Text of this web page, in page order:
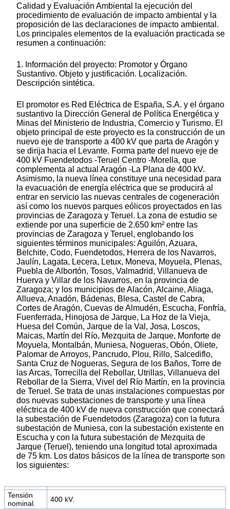
Calidad y Evaluación Ambiental la ejecución del
procedimiento de evaluación de impacto ambiental y la
proposición de las declaraciones de impacto ambiental.
Los principales elementos de la evaluación practicada se
resumen a continuación:
1. Información del proyecto: Promotor y Órgano
Sustantivo. Objeto y justificación. Localización.
Descripción sintética.
El promotor es Red Eléctrica de España, S.A. y el órgano
sustantivo la Dirección General de Política Energética y
Minas del Ministerio de Industria, Comercio y Turismo. El
objeto principal de este proyecto es la construcción de un
nuevo eje de transporte a 400 kV que parta de Aragón y
se dirija hacia el Levante. Forma parte del nuevo eje de
400 kV Fuendetodos -Teruel Centro -Morella, que
complementa al actual Aragón -La Plana de 400 kV.
Asimismo, la nueva línea constituye una necesidad para
la evacuación de energía eléctrica que se producirá al
entrar en servicio las nuevas centrales de cogeneración
así como los nuevos parques eólicos proyectados en las
provincias de Zaragoza y Teruel. La zona de estudio se
extiende por una superficie de 2.650 km² entre las
provincias de Zaragoza y Teruel, englobando los
siguientes términos municipales: Aguilón, Azuara,
Belchite, Codo, Fuendetodos, Herrera de los Navarros,
Jaulín, Lagata, Lecera, Letux, Moneva, Moyuela, Plenas,
Puebla de Albortón, Tosos, Valmadrid, Villanueva de
Huerva y Villar de los Navarros, en la provincia de
Zaragoza; y los municipios de Alacón, Alcaine, Aliaga,
Allueva, Anadón, Bádenas, Blesa, Castel de Cabra,
Cortes de Aragón, Cuevas de Almudén, Escucha, Fonfría,
Fuenferrada, Hinojosa de Jarque, La Hoz de la Vieja,
Huesa del Común, Jarque de la Val, Josa, Loscos,
Maicas, Martín del Río, Mezquita de Jarque, Monforte de
Moyuela, Montalbán, Muniesa, Nogueras, Obón, Oliete,
Palomar de Arroyos, Pancrudo, Plou, Rillo, Salcediflo,
Santa Cruz de Nogueras, Segura de los Baños, Torre de
las Arcas, Torrecilla del Rebollar, Utrillas, Villanueva del
Rebollar de la Sierra, Vivel del Río Martín, en la provincia
de Teruel. Se trata de unas instalaciones compuestas por
dos nuevas subestaciones de transporte y una línea
eléctrica de 400 kV de nueva construcción que conectará
la subestación de Fuendetodos (Zaragoza) con la futura
subestación de Muniesa, con la subestación existente en
Escucha y con la futura subestación de Mezquita de
Jarque (Teruel), teniendo una longitud total aproximada
de 75 km. Los datos básicos de la línea de transporte son
los siguientes:
Tensión
nominal.
400 kV.